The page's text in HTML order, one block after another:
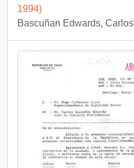
1994)
Bascuñan Edwards, Carlos